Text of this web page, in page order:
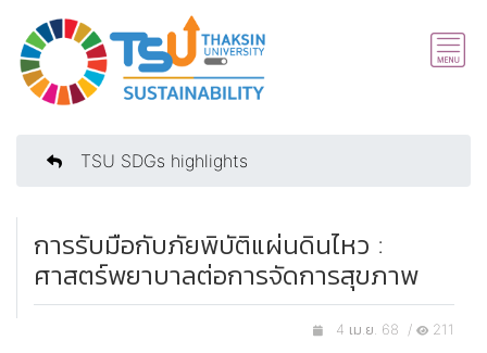
TSU SDGs highlights
การรับมือกับภัยพิบัติแผ่นดินไหว :
ศาสตร์พยาบาลต่อการจัดการสุขภาพ
4 เม.ย. 68 / 211